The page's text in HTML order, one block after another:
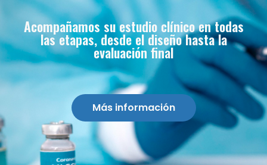
Acompañamos su estudio clínico en todas
las etapas, desde el diseño hasta la
evaluación final
Más información